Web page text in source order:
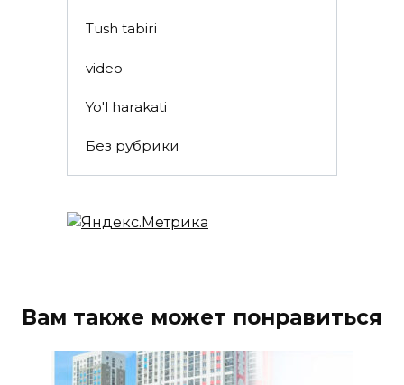
Tush tabiri
video
Yo'l harakati
Без рубрики
Вам также может понравиться